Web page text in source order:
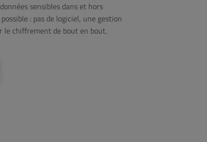
sensibles dans et hors
: pas de logiciel, une gestion
le chiffrement de bout en bout.